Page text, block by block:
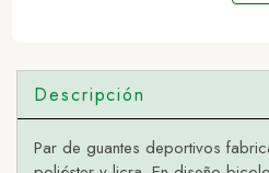
Descripción
Par de guantes deportivos